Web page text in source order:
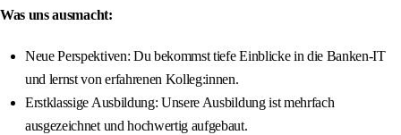
Was uns ausmacht:
Neue Perspektiven: Du bekommst tiefe Einblicke in die Banken-IT
und lernst von erfahrenen Kolleg:innen.
Erstklassige Ausbildung: Unsere Ausbildung ist mehrfach
ausgezeichnet und hochwertig aufgebaut.